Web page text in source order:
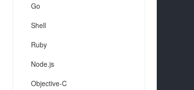
Go
Shell
Ruby
Node.js
Objective-C